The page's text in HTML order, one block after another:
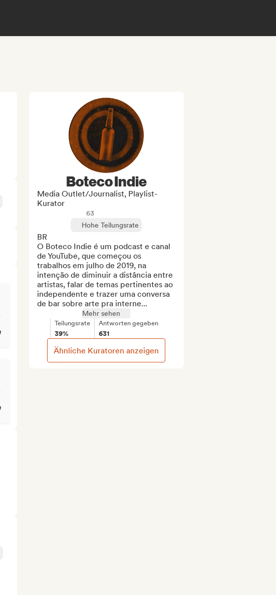
Boteco Indie
Media Outlet/Journalist, Playlist-
Kurator
63
Hohe Teilungsrate
BR
O Boteco Indie é um podcast e canal
de YouTube, que começou os
trabalhos em julho de 2019, na
intenção de diminuir a distância entre
artistas, falar de temas pertinentes ao
independente e trazer uma conversa
de bar sobre arte pra interne...
Mehr sehen
Teilungsrate
39%
Antworten gegeben
631
Ähnliche Kuratoren anzeigen